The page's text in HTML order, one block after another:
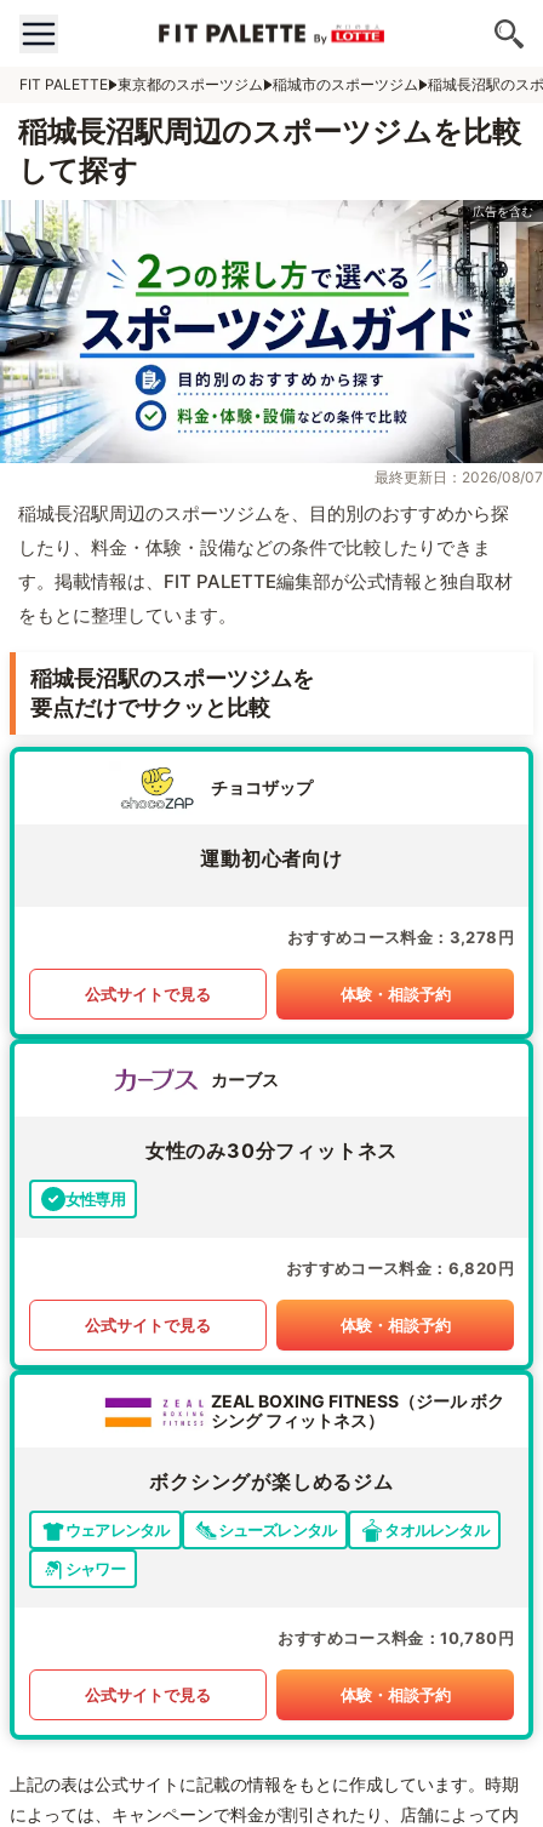
FIT PALETTE 東京都のスポーツジム 稲城市のスポーツジム 稲城長沼駅のス
稲城長沼駅周辺のスポーツジムを比較
して探す
最終更新日：2026/08/07
稲城長沼駅周辺のスポーツジムを、目的別のおすすめから探
したり、料金・体験・設備などの条件で比較したりできま
す。掲載情報は、FIT PALETTE編集部が公式情報と独自取材
をもとに整理しています。
稲城長沼駅のスポーツジムを
要点だけでサクッと比較
チョコザップ
運動初心者向け
おすすめコース料金 3,278円
公式サイトで見る 体験・相談予約
カーブス
女性のみ30分フィットネス
女性専用
おすすめコース料金 6,820円
公式サイトで見る 体験・相談予約
ZEAL BOXING FITNESS（ジール ボク
シング フィットネス）
ボクシングが楽しめるジム
ウェアレンタル シューズレンタル
タオルレンタル
シャワー
おすすめコース料金 10,780円
公式サイトで見る 体験・相談予約
上記の表は公式サイトに記載の情報をもとに作成しています。時期
によっては、キャンペーンで料金が割引されたり、店舗によって内